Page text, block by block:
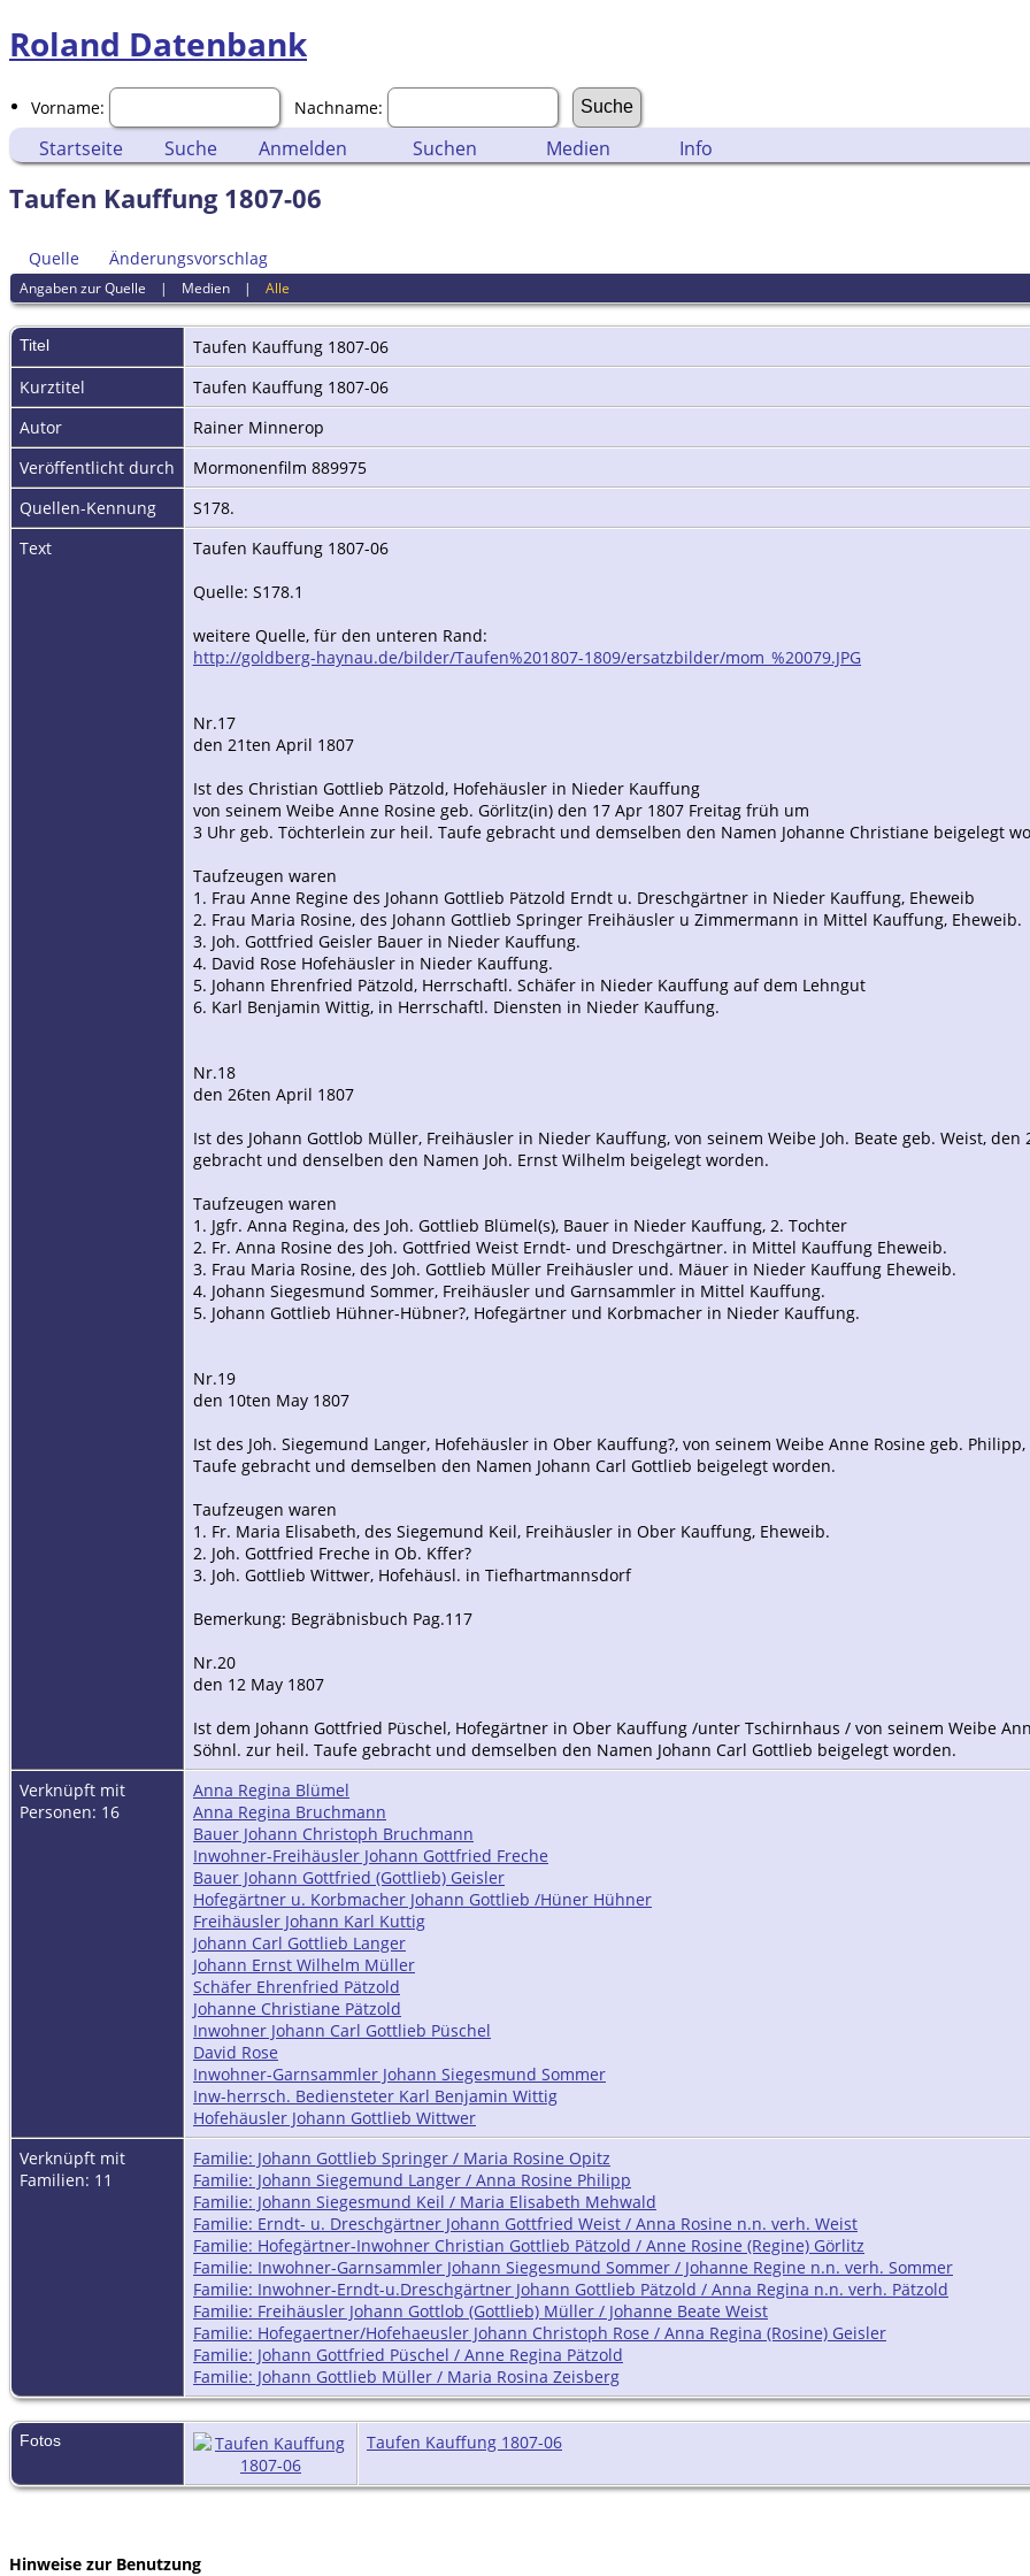
Roland Datenbank
Vorname: Nachname:
Startseite Suche Anmelden Suchen Medien Info
Taufen Kauffung 1807-06
Quelle Änderungsvorschlag
Angaben zur Quelle | Medien |Alle
Titel
Taufen Kauffung 1807-06
Kurztitel
Taufen Kauffung 1807-06
Autor
Rainer Minnerop
Veröffentlicht durch
Mormonenfilm 889975
Quellen-Kennung
S178.
Text
Taufen Kauffung 1807-06
Quelle: S178.1
weitere Quelle, für den unteren Rand:
http://goldberg-haynau.de/bilder/Taufen%201807-1809/ersatzbilder/mom_%20079.JPG
Nr.17
den 21ten April 1807
Ist des Christian Gottlieb Pätzold, Hofehäusler in Nieder Kauffung
von seinem Weibe Anne Rosine geb. Görlitz(in) den 17 Apr 1807 Freitag früh um
3 Uhr geb. Töchterlein zur heil. Taufe gebracht und demselben den Namen Johanne Christiane beigelegt
Taufzeugen waren
1. Frau Anne Regine des Johann Gottlieb Pätzold Erndt u. Dreschgärtner in Nieder Kauffung, Eheweib
2. Frau Maria Rosine, des Johann Gottlieb Springer Freihäusler u Zimmermann in Mittel Kauffung, Eheweib.
3. Joh. Gottfried Geisler Bauer in Nieder Kauffung.
4. David Rose Hofehäusler in Nieder Kauffung.
5. Johann Ehrenfried Pätzold, Herrschaftl. Schäfer in Nieder Kauffung auf dem Lehngut
6. Karl Benjamin Wittig, in Herrschaftl. Diensten in Nieder Kauffung.
Nr.18
den 26ten April 1807
Ist des Johann Gottlob Müller, Freihäusler in Nieder Kauffung, von seinem Weibe Joh. Beate geb. Weist,
gebracht und denselben den Namen Joh. Ernst Wilhelm beigelegt worden.
Taufzeugen waren
1. Jgfr. Anna Regina, des Joh. Gottlieb Blümel(s), Bauer in Nieder Kauffung, 2. Tochter
2. Fr. Anna Rosine des Joh. Gottfried Weist Erndt- und Dreschgärtner. in Mittel Kauffung Eheweib.
3. Frau Maria Rosine, des Joh. Gottlieb Müller Freihäusler und. Mäuer in Nieder Kauffung Eheweib.
4. Johann Siegesmund Sommer, Freihäusler und Garnsammler in Mittel Kauffung.
5. Johann Gottlieb Hühner-Hübner?, Hofegärtner und Korbmacher in Nieder Kauffung.
Nr.19
den 10ten May 1807
Ist des Joh. Siegemund Langer, Hofehäusler in Ober Kauffung?, von seinem Weibe Anne Rosine geb.
Taufe gebracht und demselben den Namen Johann Carl Gottlieb beigelegt worden.
Taufzeugen waren
1. Fr. Maria Elisabeth, des Siegemund Keil, Freihäusler in Ober Kauffung, Eheweib.
2. Joh. Gottfried Freche in Ob. Kffer?
3. Joh. Gottlieb Wittwer, Hofehäusl. in Tiefhartmannsdorf
Bemerkung: Begräbnisbuch Pag.117
Nr.20
den 12 May 1807
Ist dem Johann Gottfried Püschel, Hofegärtner in Ober Kauffung /unter Tschirnhaus / von seinem Weibe
Söhnl. zur heil. Taufe gebracht und demselben den Namen Johann Carl Gottlieb beigelegt worden.
Verknüpft mit
Personen: 16
Anna Regina Blümel
Anna Regina Bruchmann
Bauer Johann Christoph Bruchmann
Inwohner-Freihäusler Johann Gottfried Freche
Bauer Johann Gottfried (Gottlieb) Geisler
Hofegärtner u. Korbmacher Johann Gottlieb /Hüner Hühner
Freihäusler Johann Karl Kuttig
Johann Carl Gottlieb Langer
Johann Ernst Wilhelm Müller
Schäfer Ehrenfried Pätzold
Johanne Christiane Pätzold
Inwohner Johann Carl Gottlieb Püschel
David Rose
Inwohner-Garnsammler Johann Siegesmund Sommer
Inw-herrsch. Bediensteter Karl Benjamin Wittig
Hofehäusler Johann Gottlieb Wittwer
Verknüpft mit
Familien: 11
Familie: Johann Gottlieb Springer / Maria Rosine Opitz
Familie: Johann Siegemund Langer / Anna Rosine Philipp
Familie: Johann Siegesmund Keil / Maria Elisabeth Mehwald
Familie: Erndt- u. Dreschgärtner Johann Gottfried Weist / Anna Rosine n.n. verh. Weist
Familie: Hofegärtner-Inwohner Christian Gottlieb Pätzold / Anne Rosine (Regine) Görlitz
Familie: Inwohner-Garnsammler Johann Siegesmund Sommer / Johanne Regine n.n. verh. Sommer
Familie: Inwohner-Erndt-u.Dreschgärtner Johann Gottlieb Pätzold / Anna Regina n.n. verh. Pätzold
Familie: Freihäusler Johann Gottlob (Gottlieb) Müller / Johanne Beate Weist
Familie: Hofegaertner/Hofehaeusler Johann Christoph Rose / Anna Regina (Rosine) Geisler
Familie: Johann Gottfried Püschel / Anne Regina Pätzold
Familie: Johann Gottlieb Müller / Maria Rosina Zeisberg
Fotos Taufen Kauffung 1807-06
Hinweise zur Benutzung